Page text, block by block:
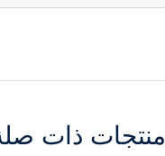
منتجات ذات